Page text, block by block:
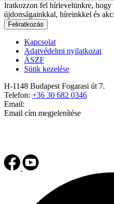
Iratkozzon fel hírlevelünkre, hogy
újdonságainkkal, híreinkkel és
Feliratkozás
Kapcsolat
Adatvédelmi nyilatkozat
ÁSZF
Sütik kezelése
H-1148 Budapest Fogarasi út 7.
Telefon: +36 30 682 0346
Email:
Email cím megjelenítése